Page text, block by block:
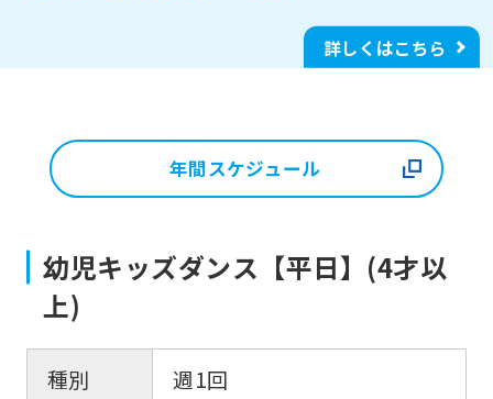
詳しくはこちら
年間スケジュール
幼児キッズダンス【平日】(4才以
上)
種別
週1回